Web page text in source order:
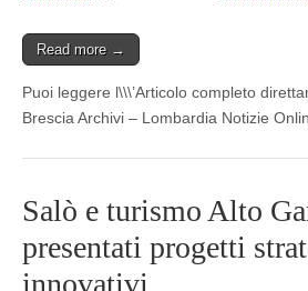
Read more →
Puoi leggere l\\\’Articolo completo
Brescia Archivi – Lombardia Notizie
Salò e turismo Alto
presentati progetti
innovativi